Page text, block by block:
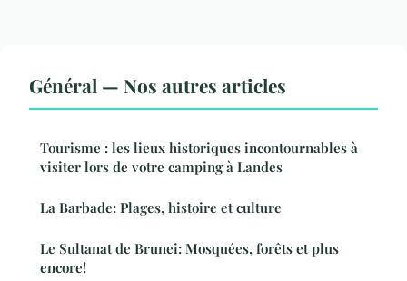
Général — Nos autres articles
Tourisme : les lieux historiques incontournables à
visiter lors de votre camping à Landes
La Barbade: Plages, histoire et culture
Le Sultanat de Brunei: Mosquées, forêts et plus
encore!